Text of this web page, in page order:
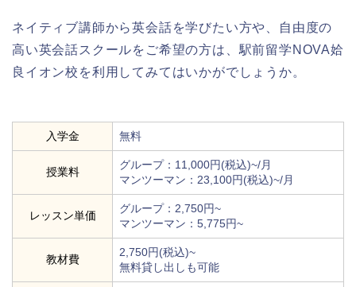
ネイティブ講師から英会話を学びたい方や、自由度の
高い英会話スクールをご希望の方は、駅前留学NOVA姶
良イオン校を利用してみてはいかがでしょうか。
入学金 無料
授業料
グループ：11,000円(税込)~/月
マンツーマン：23,100円(税込)~/月
レッスン単価
グループ：2,750円~
マンツーマン：5,775円~
教材費
2,750円(税込)~
無料貸し出しも可能